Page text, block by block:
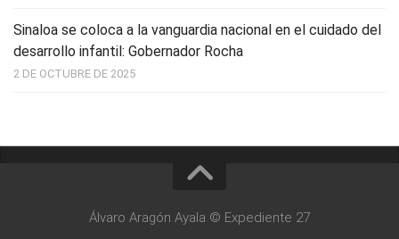
Sinaloa se coloca a la vanguardia nacional en el cuidado del
desarrollo infantil: Gobernador Rocha
2 DE OCTUBRE DE 2025
Álvaro Aragón Ayala © Expediente 27